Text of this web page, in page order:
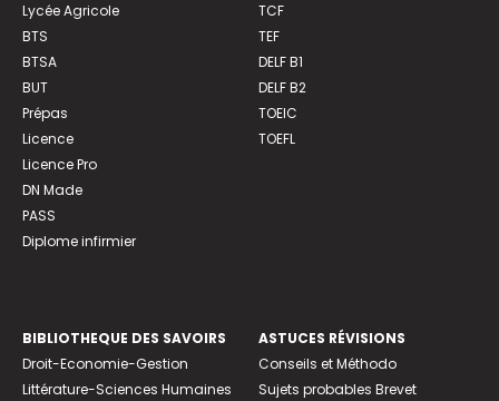
Lycée Agricole
BTS
BTSA
BUT
Prépas
Licence
Licence Pro
DN Made
PASS
Diplome infirmier
TCF
TEF
DELF B1
DELF B2
TOEIC
TOEFL
BIBLIOTHEQUE DES SAVOIRS
Droit-Economie-Gestion
Littérature-Sciences Humaines
ASTUCES RÉVISIONS
Conseils et Méthodo
Sujets probables Brevet